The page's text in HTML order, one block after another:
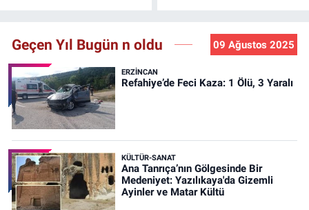
Geçen Yıl Bugün n oldu 09 Ağustos 2025
ERZINCAN
Refahiye’de Feci Kaza: 1 Ölü, 3 Yaralı
KÜLTÜR-SANAT
Ana Tanrıça’nın Gölgesinde Bir
Medeniyet: Yazılıkaya'da Gizemli
Ayinler ve Matar Kültü